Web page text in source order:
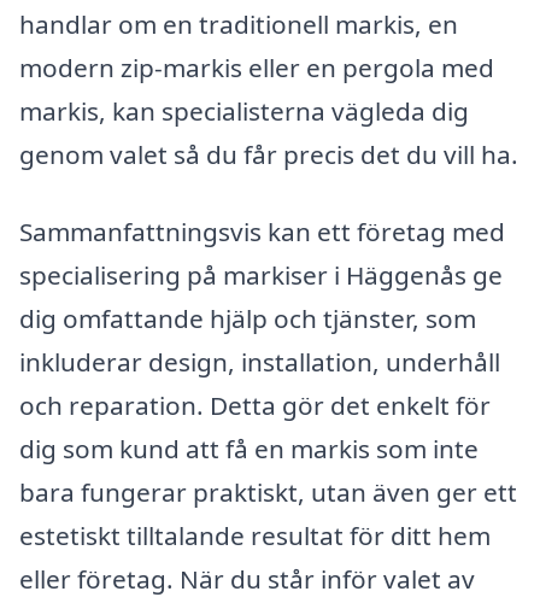
handlar om en traditionell markis, en
modern zip-markis eller en pergola med
markis, kan specialisterna vägleda dig
genom valet så du får precis det du vill ha.
Sammanfattningsvis kan ett företag med
specialisering på markiser i Häggenås ge
dig omfattande hjälp och tjänster, som
inkluderar design, installation, underhåll
och reparation. Detta gör det enkelt för
dig som kund att få en markis som inte
bara fungerar praktiskt, utan även ger ett
estetiskt tilltalande resultat för ditt hem
eller företag. När du står inför valet av